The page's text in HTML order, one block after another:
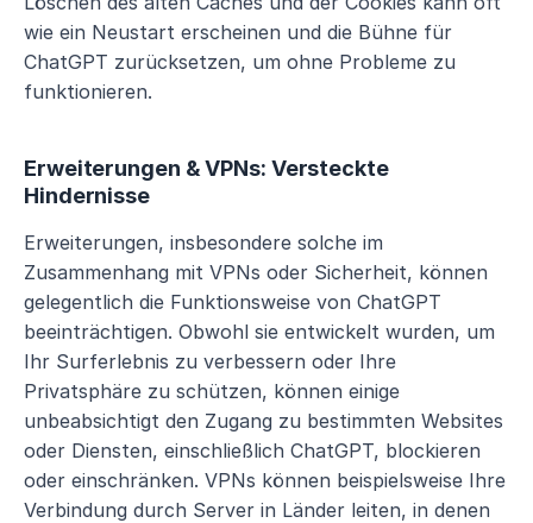
wie ein Neustart erscheinen und die Bühne für
ChatGPT zurücksetzen, um ohne Probleme zu
funktionieren.
Erweiterungen & VPNs: Versteckte
Hindernisse
Erweiterungen, insbesondere solche im
Zusammenhang mit VPNs oder Sicherheit, können
gelegentlich die Funktionsweise von ChatGPT
beeinträchtigen. Obwohl sie entwickelt wurden, um
Ihr Surferlebnis zu verbessern oder Ihre
Privatsphäre zu schützen, können einige
unbeabsichtigt den Zugang zu bestimmten Websites
oder Diensten, einschließlich ChatGPT, blockieren
oder einschränken. VPNs können beispielsweise Ihre
Verbindung durch Server in Länder leiten, in denen